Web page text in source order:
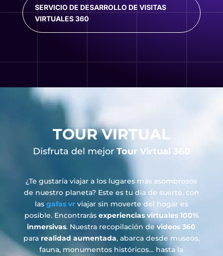
SERVICIO DE DESARROLLO DE VISITAS
VIRTUALES 360
TOUR VIRTUAL
Disfruta del mejor Tour Virtual 360
¿Te gustaría viajar a los lugares más asombrosos
de nuestro planeta? Este es tu día de suerte, con
las gafas vrviajar sin moverte del hogar es
posible. Encontrarás experiencias virtuales 100%
inmersivas. Nuestra recopilación devideos 360
para realidad aumentada, abarca desde museos,
fauna, monumentos históricos… hasta la